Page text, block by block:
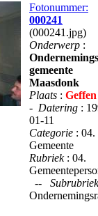
Fotonummer:
000241
(000241.jpg)
Onderwerp :
gemeente
Maasdonk
Plaats : Geffen
- Datering :
01-11
Categorie : 04.
Gemeente
Rubriek : 04.
--